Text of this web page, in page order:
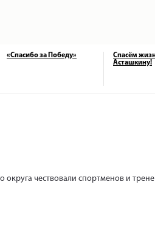
«Спасибо за Победу»
Спасём
Асташкину!
округа чествовали спортменов и